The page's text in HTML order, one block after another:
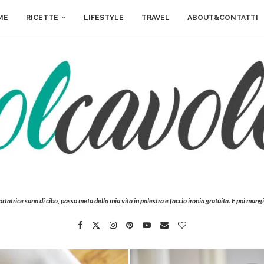
RICETTE LIFESTYLE TRAVEL ABOUT&CONTATTI
sana di cibo, passo metà della mia vita in palestra e faccio ironia gratuita. E poi